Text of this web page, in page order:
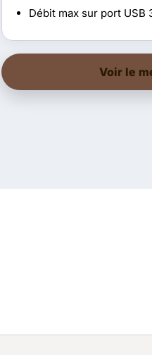
Débit max sur port USB
Voir le